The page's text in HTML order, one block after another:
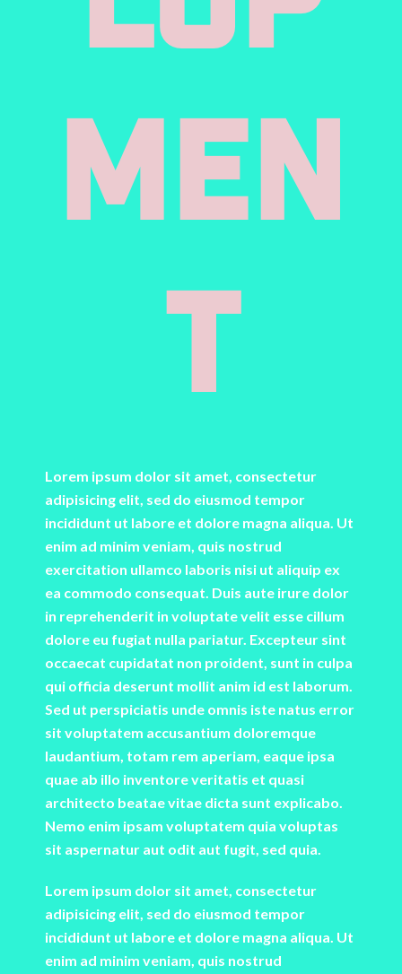
Men
T
Lorem ipsum dolor sit amet, consectetur
adipisicing elit, sed do eiusmod tempor
incididunt ut labore et dolore magna aliqua. Ut
enim ad minim veniam, quis nostrud
exercitation ullamco laboris nisi ut aliquip ex
ea commodo consequat. Duis aute irure dolor
in reprehenderit in voluptate velit esse cillum
dolore eu fugiat nulla pariatur. Excepteur sint
occaecat cupidatat non proident, sunt in culpa
qui officia deserunt mollit anim id est laborum.
Sed ut perspiciatis unde omnis iste natus error
sit voluptatem accusantium doloremque
laudantium, totam rem aperiam, eaque ipsa
quae ab illo inventore veritatis et quasi
architecto beatae vitae dicta sunt explicabo.
Nemo enim ipsam voluptatem quia voluptas
sit aspernatur aut odit aut fugit, sed quia.
Lorem ipsum dolor sit amet, consectetur
adipisicing elit, sed do eiusmod tempor
incididunt ut labore et dolore magna aliqua. Ut
enim ad minim veniam, quis nostrud